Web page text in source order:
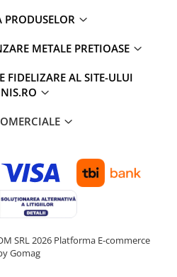
PRODUSELOR
METALE PRETIOASE
FIDELIZARE AL SITE-ULUI
SRL 2026 Platforma E-commerce
Gomag